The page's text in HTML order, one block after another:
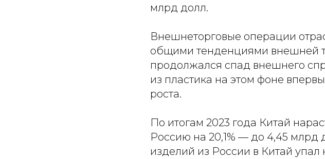
млрд долл.
Внешнеторговые операции
общими тенденциями внешней
продолжался спад внешнего
из пластика на этом фоне
роста.
По итогам 2023 года Китай
Россию на 20,1% — до 4,45 млрд
изделий из России в Китай